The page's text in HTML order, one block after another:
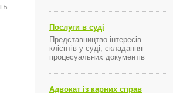
Послуги в суді
Представництво інтересів
клієнтів у суді, складання
процесуальних документів
Адвокат із карних справ